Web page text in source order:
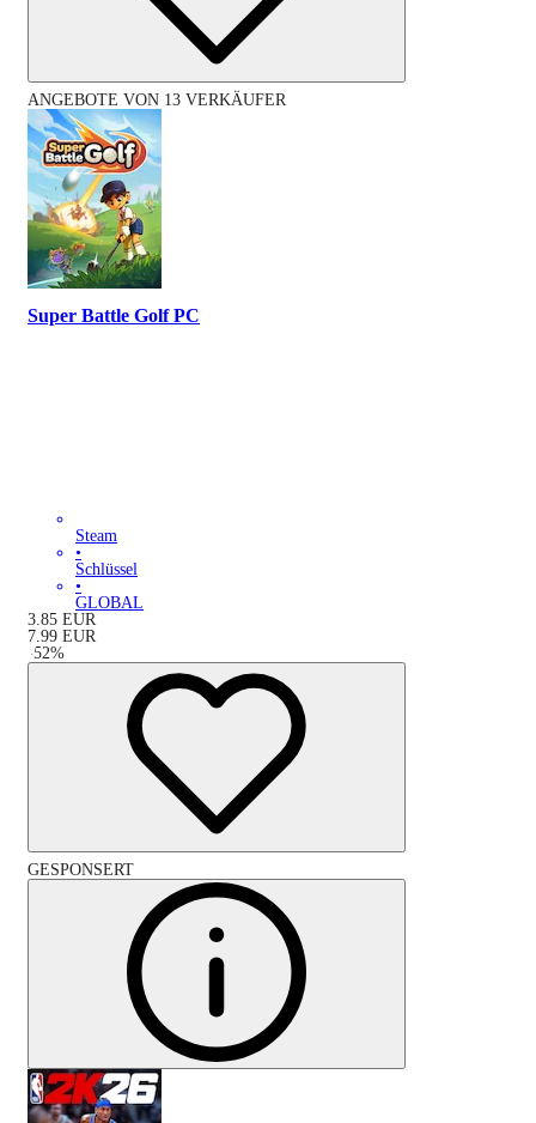
ANGEBOTE VON 13 VERKÄUFER
Super Battle Golf PC
Steam
•
Schlüssel
•
GLOBAL
3.85 EUR
7.99 EUR
-52%
GESPONSERT